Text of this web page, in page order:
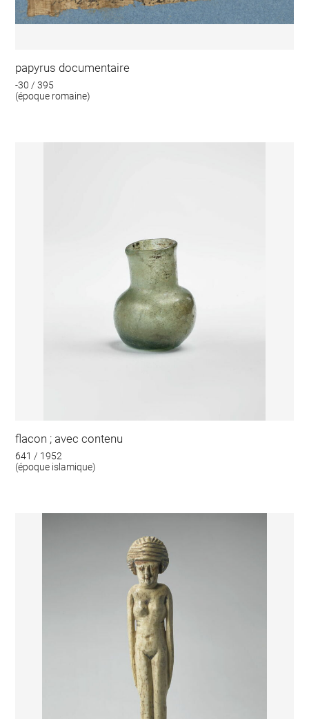
papyrus documentaire
-30 / 395
(époque romaine)
flacon ; avec contenu
641 / 1952
(époque islamique)